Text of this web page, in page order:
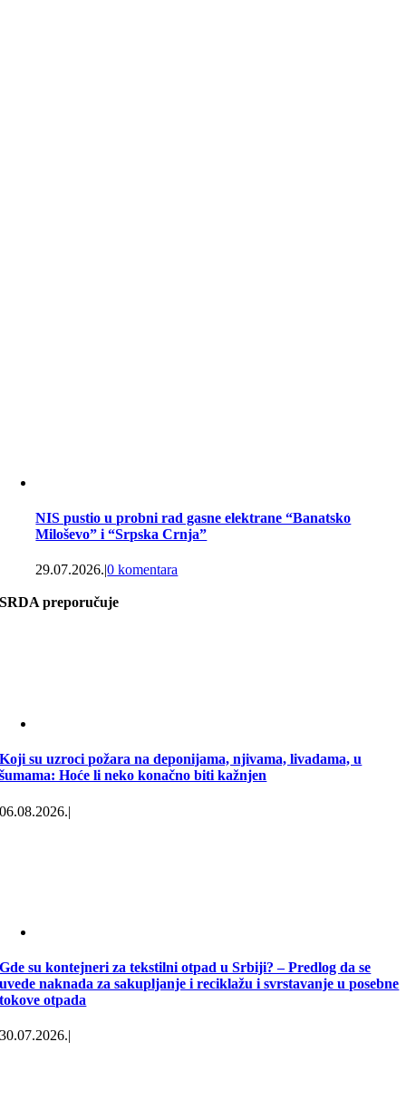
NIS pustio u probni rad gasne elektrane “Banatsko
Miloševo” i “Srpska Crnja”
29.07.2026.|0 komentara
SRDA preporučuje
Koji su uzroci požara na deponijama, njivama, livadama, u
šumama: Hoće li neko konačno biti kažnjen
06.08.2026.|
Gde su kontejneri za tekstilni otpad u Srbiji? – Predlog da se
uvede naknada za sakupljanje i reciklažu i svrstavanje u posebne
tokove otpada
30.07.2026.|